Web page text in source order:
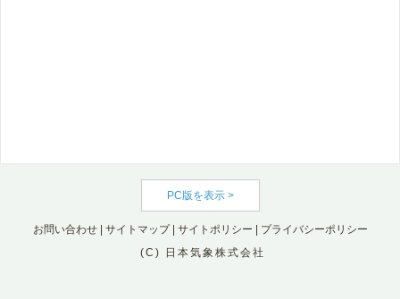
PC版を表示 >
お問い合わせ| サイトマップ| サイトポリシー
プライバシーポリシー
(C) 日本気象株式会社